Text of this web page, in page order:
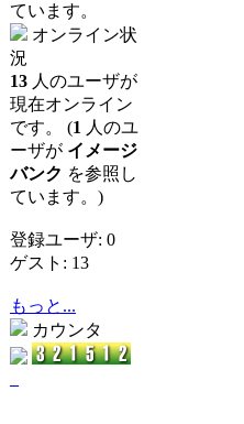
ています。
オンライン状
況
13 人のユーザが
現在オンライン
です。 (1 人のユ
ーザが イメージ
バンク を参照し
ています。)
登録ユーザ: 0
ゲスト: 13
もっと...
カウンタ